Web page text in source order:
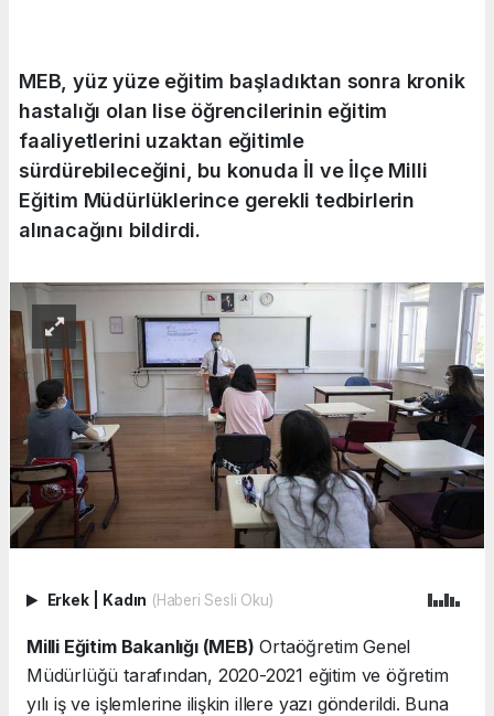
MEB, yüz yüze eğitim başladıktan sonra kronik
hastalığı olan lise öğrencilerinin eğitim
faaliyetlerini uzaktan eğitimle
sürdürebileceğini, bu konuda İl ve İlçe Milli
Eğitim Müdürlüklerince gerekli tedbirlerin
alınacağını bildirdi.
Erkek Kadın (Haberi Sesli Oku)
Milli Eğitim Bakanlığı (MEB) Ortaöğretim Genel
Müdürlüğü tarafından, 2020-2021 eğitim ve öğretim
yılı iş ve işlemlerine ilişkin illere yazı gönderildi. Buna